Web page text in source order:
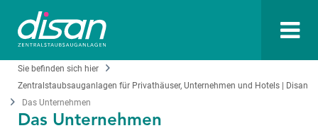
Sie befinden sich hier
Zentralstaubsauganlagen für Privathäuser, Unternehmen und Hotels | Disan
Das Unternehmen
Das Unternehmen